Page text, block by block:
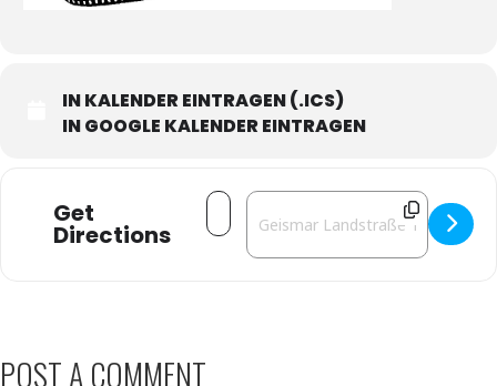
IN KALENDER EINTRAGEN (.ICS)
IN GOOGLE KALENDER EINTRAGEN
Get
Directions
Address - Die Comedy-Company im
Destination Address - Die
POST A COMMENT